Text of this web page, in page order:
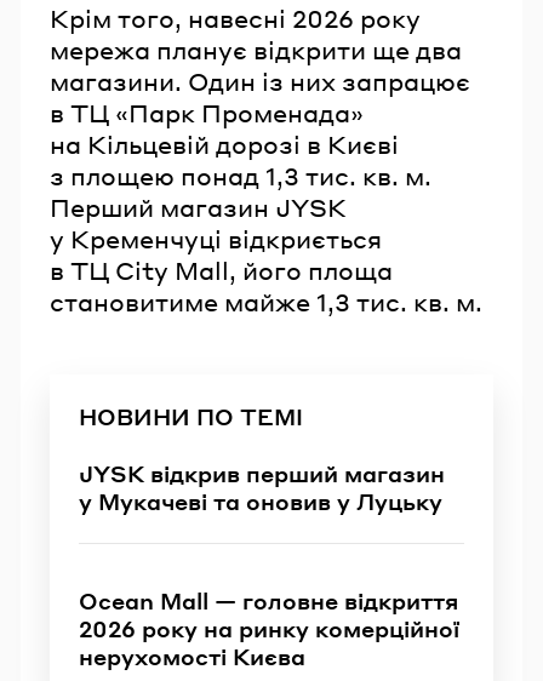
Крім того, навесні 2026 року
мережа планує відкрити ще два
магазини. Один із них запрацює
в ТЦ «Парк Променада»
на Кільцевій дорозі в Києві
з площею понад 1,3 тис. кв. м.
Перший магазин JYSK
у Кременчуці відкриється
в ТЦ City Mall, його площа
становитиме майже 1,3 тис. кв. м.
НОВИНИ ПО ТЕМІ
JYSK відкрив перший магазин
у Мукачеві та оновив у Луцьку
Ocean Mall — головне відкриття
2026 року на ринку комерційної
нерухомості Києва